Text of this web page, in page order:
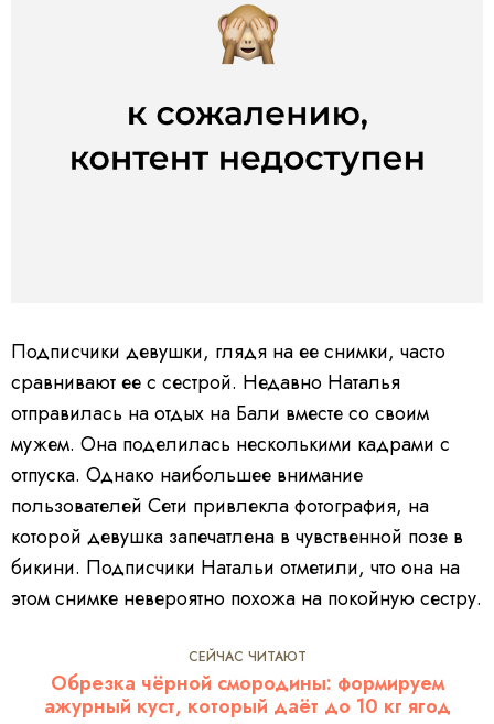
Подписчики девушки, глядя на ее снимки, часто
сравнивают ее с сестрой. Недавно Наталья
отправилась на отдых на Бали вместе со своим
мужем. Она поделилась несколькими кадрами с
отпуска. Однако наибольшее внимание
пользователей Сети привлекла фотография, на
которой девушка запечатлена в чувственной позе в
бикини. Подписчики Натальи отметили, что она на
этом снимке невероятно похожа на покойную сестру.
СЕЙЧАС ЧИТАЮТ
Обрезка чёрной смородины: формируем
ажурный куст, который даёт до 10 кг ягод